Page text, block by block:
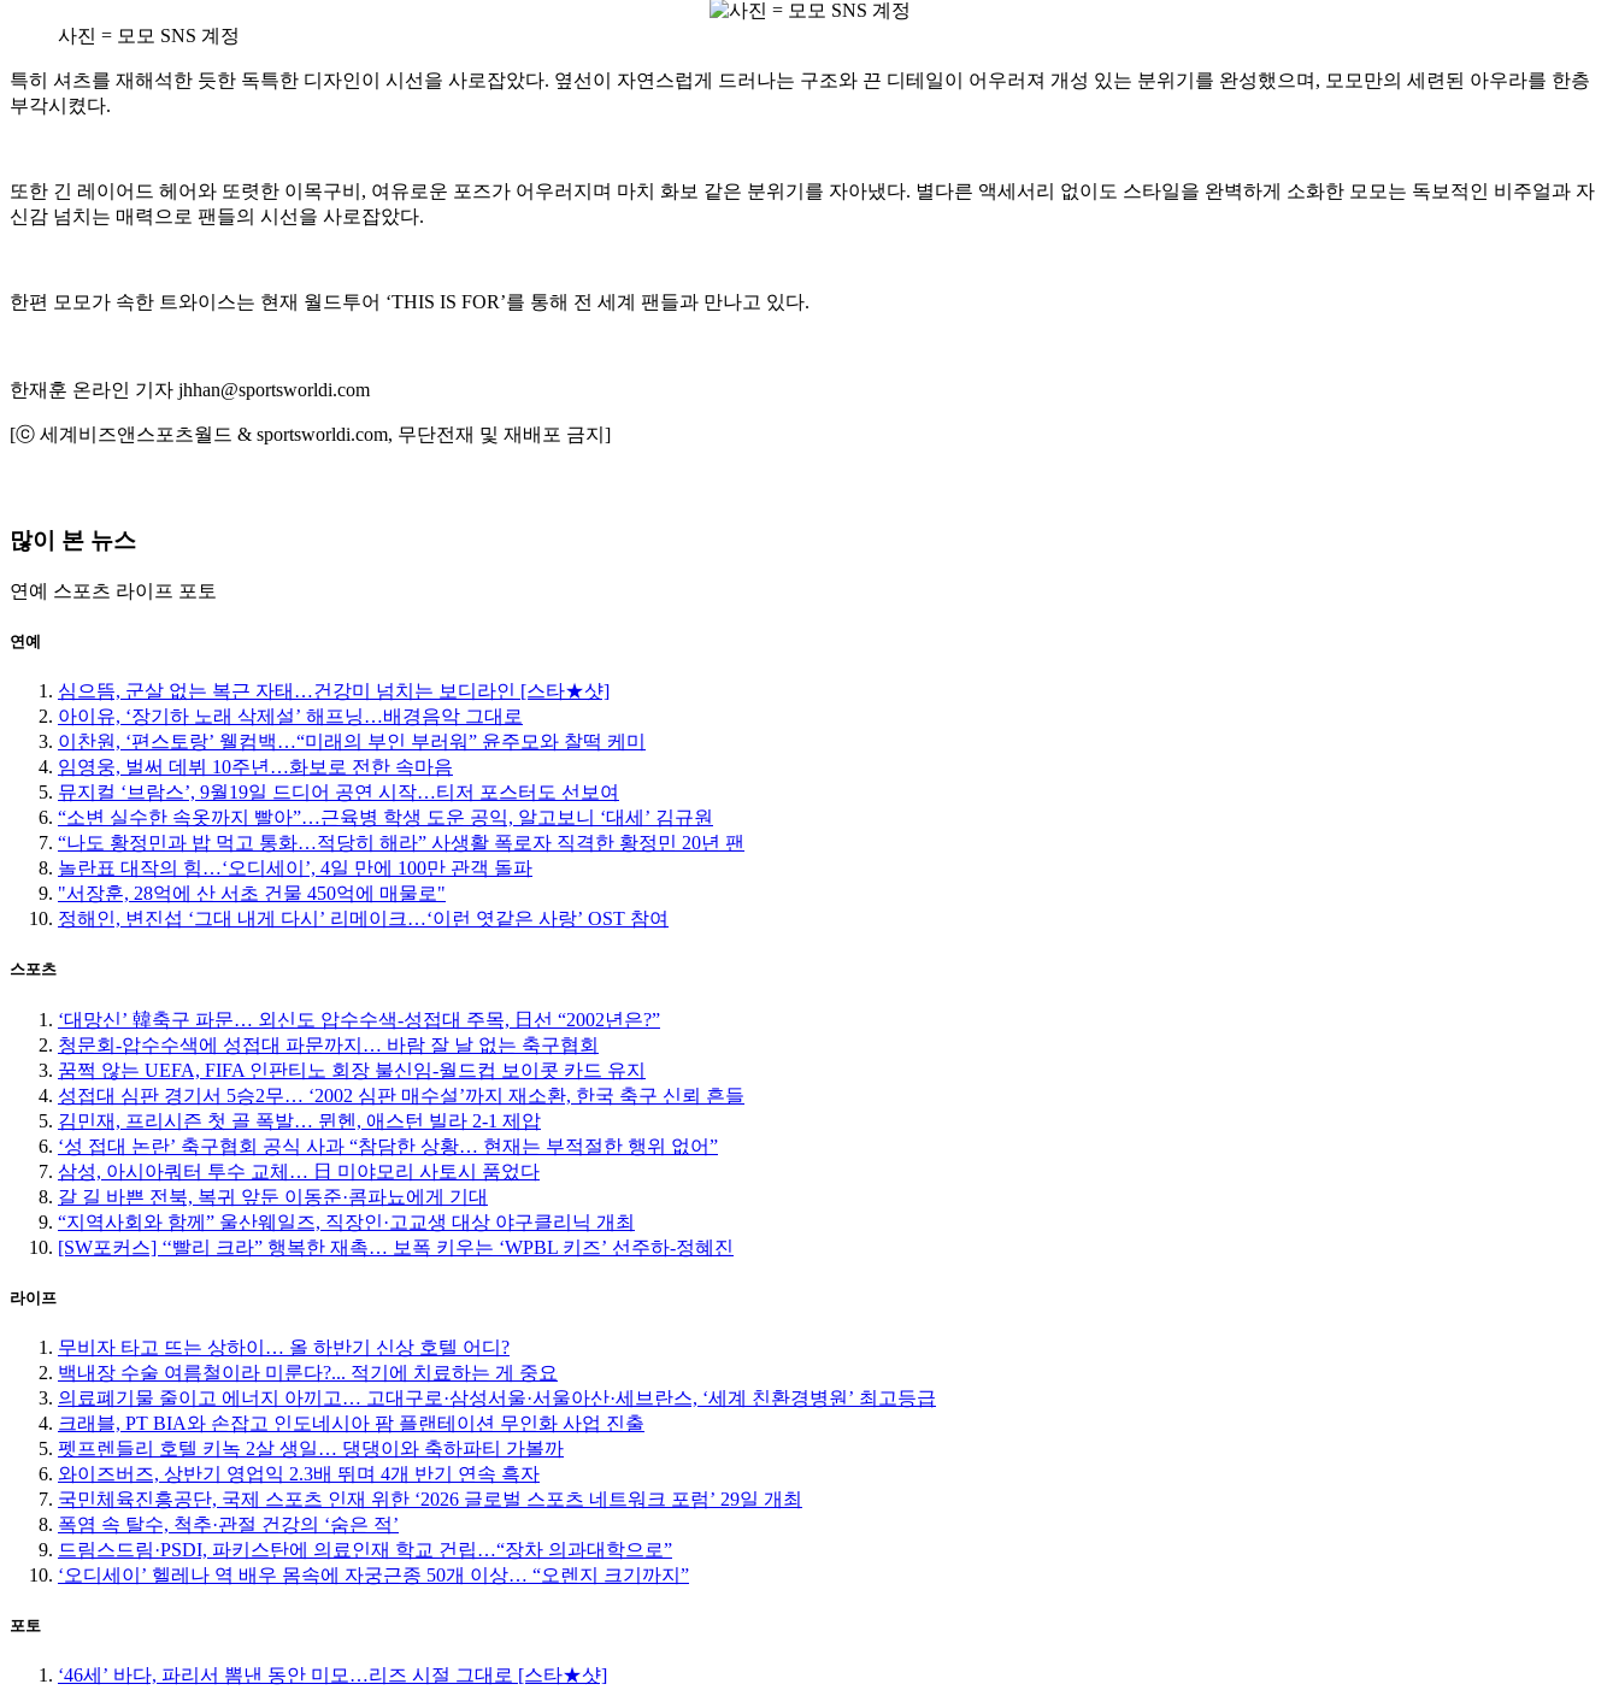
사진 = 모모 SNS 계정
특히 셔츠를 재해석한 듯한 독특한 디자인이 시선을 사로잡았다. 옆선이 자연스럽게 드러나는 구조와 끈 디테일이 어우러져 개성 있는 분위기를 완성했으며, 모모만의 세련된 아우라를 한층
부각시켰다.
또한 긴 레이어드 헤어와 또렷한 이목구비, 여유로운 포즈가 어우러지며 마치 화보 같은 분위기를 자아냈다. 별다른 액세서리 없이도 스타일을 완벽하게 소화한 모모는 독보적인 비주얼과 자
신감 넘치는 매력으로 팬들의 시선을 사로잡았다.
한편 모모가 속한 트와이스는 현재 월드투어 ‘THIS IS FOR’를 통해 전 세계 팬들과 만나고 있다.
한재훈 온라인 기자 jhhan@sportsworldi.com
[ⓒ 세계비즈앤스포츠월드 & sportsworldi.com, 무단전재 및 재배포 금지]
많이 본 뉴스
연예 스포츠 라이프 포토
연예
심으뜸, 군살 없는 복근 자태…건강미 넘치는 보디라인 [스타★샷]
아이유, ‘장기하 노래 삭제설’ 해프닝…배경음악 그대로
이찬원, ‘편스토랑’ 웰컴백…“미래의 부인 부러워” 윤주모와 찰떡 케미
임영웅, 벌써 데뷔 10주년…화보로 전한 속마음
뮤지컬 ‘브람스’, 9월19일 드디어 공연 시작…티저 포스터도 선보여
“소변 실수한 속옷까지 빨아”…근육병 학생 도운 공익, 알고보니 ‘대세’ 김규원
“나도 황정민과 밥 먹고 통화…적당히 해라” 사생활 폭로자 직격한 황정민 20년 팬
놀란표 대작의 힘…‘오디세이’, 4일 만에 100만 관객 돌파
"서장훈, 28억에 산 서초 건물 450억에 매물로"
정해인, 변진섭 ‘그대 내게 다시’ 리메이크…‘이런 엿같은 사랑’ OST 참여
스포츠
‘대망신’ 韓축구 파문… 외신도 압수수색-성접대 주목, 日선 “2002년은?”
청문회-압수수색에 성접대 파문까지… 바람 잘 날 없는 축구협회
꿈쩍 않는 UEFA, FIFA 인판티노 회장 불신임-월드컵 보이콧 카드 유지
성접대 심판 경기서 5승2무… ‘2002 심판 매수설’까지 재소환, 한국 축구 신뢰 흔들
김민재, 프리시즌 첫 골 폭발… 뮌헨, 애스턴 빌라 2-1 제압
‘성 접대 논란’ 축구협회 공식 사과 “참담한 상황… 현재는 부적절한 행위 없어”
삼성, 아시아쿼터 투수 교체… 日 미야모리 사토시 품었다
갈 길 바쁜 전북, 복귀 앞둔 이동준·콤파뇨에게 기대
“지역사회와 함께” 울산웨일즈, 직장인·고교생 대상 야구클리닉 개최
[SW포커스] ‘‘빨리 크라” 행복한 재촉… 보폭 키우는 ‘WPBL 키즈’ 선주하-정혜진
라이프
무비자 타고 뜨는 상하이… 올 하반기 신상 호텔 어디?
백내장 수술 여름철이라 미룬다?... 적기에 치료하는 게 중요
의료폐기물 줄이고 에너지 아끼고… 고대구로·삼성서울·서울아산·세브란스, ‘세계 친환경병원’ 최고등급
크래블, PT BIA와 손잡고 인도네시아 팜 플랜테이션 무인화 사업 진출
펫프렌들리 호텔 키녹 2살 생일… 댕댕이와 축하파티 가볼까
와이즈버즈, 상반기 영업익 2.3배 뛰며 4개 반기 연속 흑자
국민체육진흥공단, 국제 스포츠 인재 위한 ‘2026 글로벌 스포츠 네트워크 포럼’ 29일 개최
폭염 속 탈수, 척추·관절 건강의 ‘숨은 적’
드림스드림·PSDI, 파키스탄에 의료인재 학교 건립…“장차 의과대학으로”
‘오디세이’ 헬레나 역 배우 몸속에 자궁근종 50개 이상… “오렌지 크기까지”
포토
‘46세’ 바다, 파리서 뽐낸 동안 미모…리즈 시절 그대로 [스타★샷]